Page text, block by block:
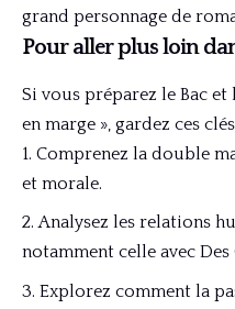
grand personnage de
Pour aller plus loin
Si vous préparez le Bac et
en marge », gardez ces
Comprenez la double
et morale.
Analysez les relations
notamment celle avec Des
Explorez comment la